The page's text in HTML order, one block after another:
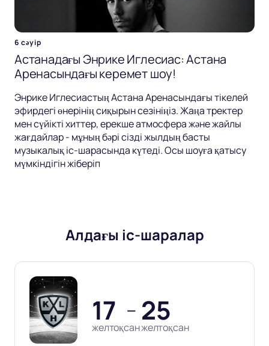
6 сәуір
Астанадағы Энрике Иглесиас: Астана
Аренасындағы керемет шоу!
Энрике Иглесиастың Астана Аренасындағы тікелей
эфирдегі өнерінің сиқырын сезініңіз. Жаңа тректер
мен сүйікті хиттер, ерекше атмосфера және жайлы
жағдайлар - мұның бәрі сізді жылдың басты
музыкалық іс-шарасында күтеді. Осы шоуға қатысу
мүмкіндігін жіберіп
Алдағы іс-шаралар
17
желтоқсан
— 25
желтоқсан